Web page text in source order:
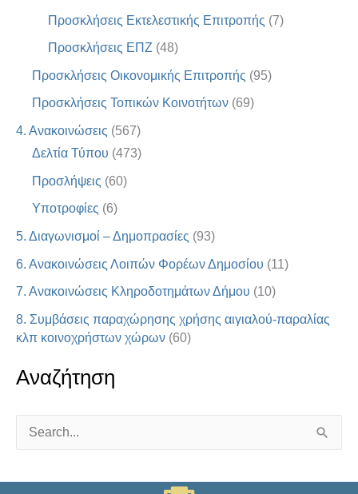
Προσκλήσεις Εκτελεστικής Επιτροπής (7)
Προσκλήσεις ΕΠΖ (48)
Προσκλήσεις Οικονομικής Επιτροπής (95)
Προσκλήσεις Τοπικών Κοινοτήτων (69)
4. Ανακοινώσεις (567)
Δελτία Τύπου (473)
Προσλήψεις (60)
Υποτροφίες (6)
5. Διαγωνισμοί – Δημοπρασίες (93)
6. Ανακοινώσεις Λοιπών Φορέων Δημοσίου (11)
7. Ανακοινώσεις Κληροδοτημάτων Δήμου (10)
8. Συμβάσεις παραχώρησης χρήσης αιγιαλού-παραλίας
κλπ κοινοχρήστων χώρων (60)
Αναζήτηση
a